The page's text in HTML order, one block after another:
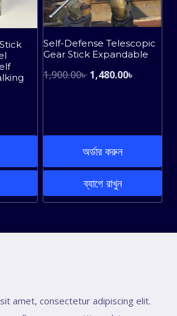
.
799.00৳ .
Self-Defense Telescopic
Gear Stick Expandable
1,900.00৳ Original
1,900.00৳ .
1,480.00৳
অর্ডার করুন
ব্যাগে রাখুন
amet, consectetur adipiscing elit.